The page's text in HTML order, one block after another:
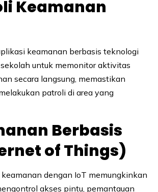
Keamanan
keamanan berbasis teknologi
untuk memonitor aktivitas
secara langsung, memastikan
patroli di area yang
Berbasis
of Things)
dengan IoT memungkinkan
akses pintu, pemantauan